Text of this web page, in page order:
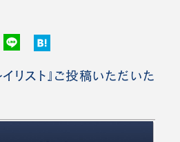
リスト』ご投稿いただいた